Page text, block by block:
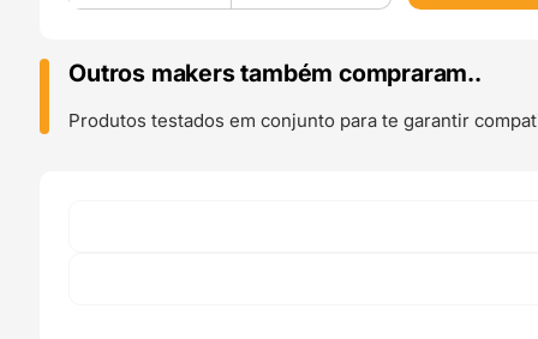
1000ml
Impressão
Spectrum
Outros makers também compraram..
Produtos testados em conjunto para te garantir